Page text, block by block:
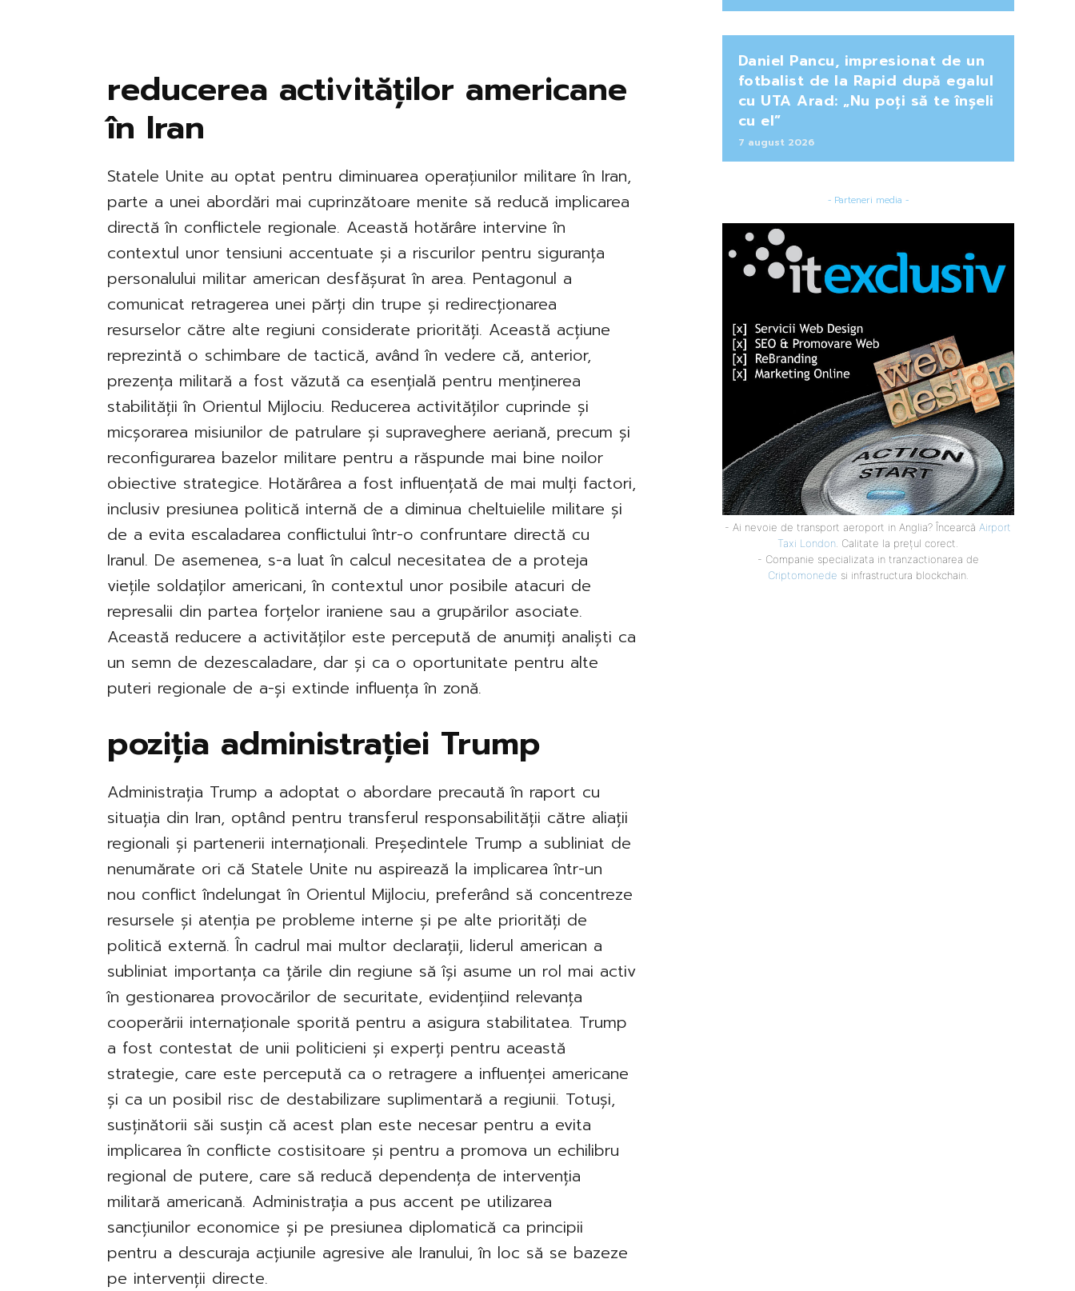
reducerea activităților americane
în Iran
Statele Unite au optat pentru diminuarea operațiunilor militare în Iran,
parte a unei abordări mai cuprinzătoare menite să reducă implicarea
directă în conflictele regionale. Această hotărâre intervine în
contextul unor tensiuni accentuate și a riscurilor pentru siguranța
personalului militar american desfășurat în area. Pentagonul a
comunicat retragerea unei părți din trupe și redirecționarea
resurselor către alte regiuni considerate priorități. Această acțiune
reprezintă o schimbare de tactică, având în vedere că, anterior,
prezența militară a fost văzută ca esențială pentru menținerea
stabilității în Orientul Mijlociu. Reducerea activităților cuprinde și
micșorarea misiunilor de patrulare și supraveghere aeriană, precum și
reconfigurarea bazelor militare pentru a răspunde mai bine noilor
obiective strategice. Hotărârea a fost influențată de mai mulți factori,
inclusiv presiunea politică internă de a diminua cheltuielile militare și
de a evita escaladarea conflictului într-o confruntare directă cu
Iranul. De asemenea, s-a luat în calcul necesitatea de a proteja
viețile soldaților americani, în contextul unor posibile atacuri de
represalii din partea forțelor iraniene sau a grupărilor asociate.
Această reducere a activităților este percepută de anumiți analiști ca
un semn de dezescaladare, dar și ca o oportunitate pentru alte
puteri regionale de a-și extinde influența în zonă.
poziția administrației Trump
Administrația Trump a adoptat o abordare precaută în raport cu
situația din Iran, optând pentru transferul responsabilității către aliații
regionali și partenerii internaționali. Președintele Trump a subliniat de
nenumărate ori că Statele Unite nu aspirează la implicarea într-un
nou conflict îndelungat în Orientul Mijlociu, preferând să concentreze
resursele și atenția pe probleme interne și pe alte priorități de
politică externă. În cadrul mai multor declarații, liderul american a
subliniat importanța ca țările din regiune să își asume un rol mai activ
în gestionarea provocărilor de securitate, evidențiind relevanța
cooperării internaționale sporită pentru a asigura stabilitatea. Trump
a fost contestat de unii politicieni și experți pentru această
strategie, care este percepută ca o retragere a influenței americane
și ca un posibil risc de destabilizare suplimentară a regiunii. Totuși,
susținătorii săi susțin că acest plan este necesar pentru a evita
implicarea în conflicte costisitoare și pentru a promova un echilibru
regional de putere, care să reducă dependența de intervenția
militară americană. Administrația a pus accent pe utilizarea
sancțiunilor economice și pe presiunea diplomatică ca principii
pentru a descuraja acțiunile agresive ale Iranului, în loc să se bazeze
pe intervenții directe.
Daniel Pancu, impresionat de un
fotbalist de la Rapid după egalul
cu UTA Arad: „Nu poți să te înșeli
cu el”
7 august 2026
- Parteneri media -
- Ai nevoie de transport aeroport in Anglia? Încearcă Airport
Taxi London . Calitate la prețul corect.
- Companie specializata in tranzactionarea de
Criptomonede si infrastructura blockchain.